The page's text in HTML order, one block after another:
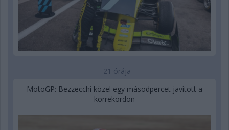
21 órája
MotoGP: Bezzecchi közel egy másodpercet javított a
körrekordon